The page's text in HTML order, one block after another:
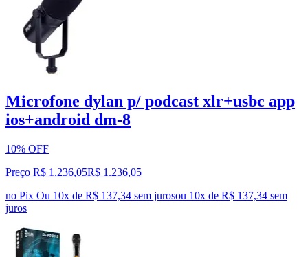
Microfone dylan p/ podcast xlr+usbc app
ios+android dm-8
10% OFF
Preço R$ 1.236,05R$ 1.236,05
no Pix Ou 10x de R$ 137,34 sem jurosou 10x de R$ 137,34 sem
juros